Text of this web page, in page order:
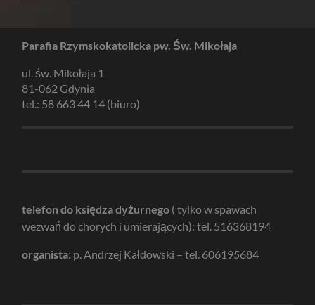
Parafia Rzymskokatolicka pw. Św. Mikołaja
ul. św. Mikołaja 1
81-062 Gdynia
tel.: 58 663 44 14 (biuro)
telefon do księdza dyżurnego ( tylko w spawach
wezwań do chorych i umierających): tel. 516368194
organista: p. Andrzej Kałdowski – tel. 606195684